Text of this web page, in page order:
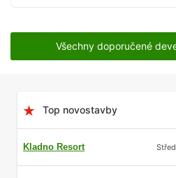
Všechny doporučené
Top novostavby
Kladno Resort